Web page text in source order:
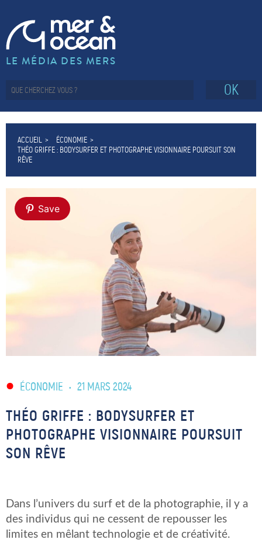
LE MÉDIA DES MERS
OK
ACCUEIL
ÉCONOMIE
THÉO GRIFFE : BODYSURFER ET PHOTOGRAPHE VISIONNAIRE POURSUIT SON
RÊVE
Save
ÉCONOMIE • 21 MARS 2024
THÉO GRIFFE : BODYSURFER ET
PHOTOGRAPHE VISIONNAIRE POURSUIT
SON RÊVE
Dans l’univers du surf et de la photographie, il y a
des individus qui ne cessent de repousser les
limites en mêlant technologie et de créativité.